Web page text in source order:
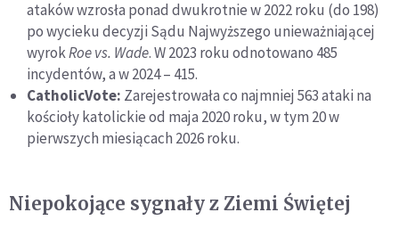
ataków wzrosła ponad dwukrotnie w 2022 roku (do 198)
po wycieku decyzji Sądu Najwyższego unieważniającej
wyrokRoe vs. Wade. W 2023 roku odnotowano 485
incydentów, a w 2024 – 415.
CatholicVote: Zarejestrowała co najmniej 563 ataki na
kościoły katolickie od maja 2020 roku, w tym 20 w
pierwszych miesiącach 2026 roku.
Niepokojące sygnały z Ziemi Świętej